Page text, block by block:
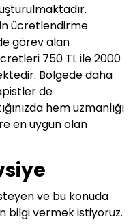
ücretlendirme
görev alan
750 TL ile 2000
Bölgede daha
de
hem uzmanlığı
en uygun olan
ve bu konuda
bilgi vermek istiyoruz.